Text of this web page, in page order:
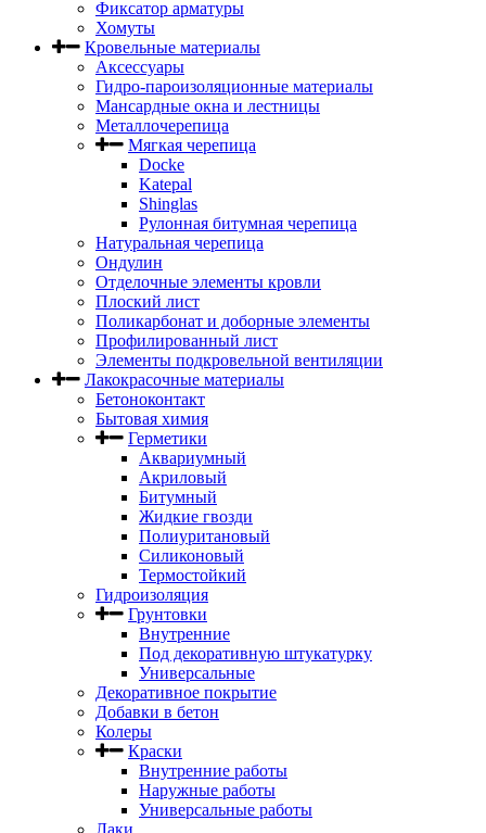
Фиксатор арматуры
Хомуты
Кровельные материалы
Аксессуары
Гидро-пароизоляционные материалы
Мансардные окна и лестницы
Металлочерепица
Мягкая черепица
Docke
Katepal
Shinglas
Рулонная битумная черепица
Натуральная черепица
Ондулин
Отделочные элементы кровли
Плоский лист
Поликарбонат и доборные элементы
Профилированный лист
Элементы подкровельной вентиляции
Лакокрасочные материалы
Бетоноконтакт
Бытовая химия
Герметики
Аквариумный
Акриловый
Битумный
Жидкие гвозди
Полиуритановый
Силиконовый
Термостойкий
Гидроизоляция
Грунтовки
Внутренние
Под декоративную штукатурку
Универсальные
Декоративное покрытие
Добавки в бетон
Колеры
Краски
Внутренние работы
Наружные работы
Универсальные работы
Лаки